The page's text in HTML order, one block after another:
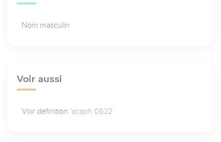
Nom masculin
Voir aussi
Voir définition 'acaph 0622